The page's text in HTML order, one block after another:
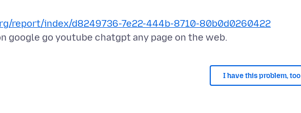
report/index/d8249736-7e22-444b-8710-80b0d0260422
I have this problem, too